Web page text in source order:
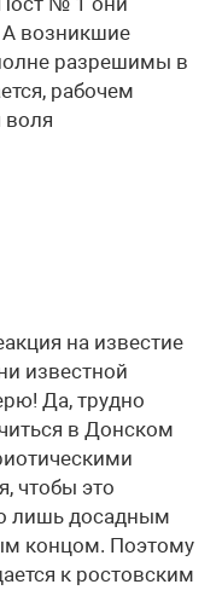
А возникшие
разрешимы в
рабочем
воля
на известие
известной
Да, трудно
в Донском
чтобы это
лишь досадным
концом. Поэтому
к ростовским